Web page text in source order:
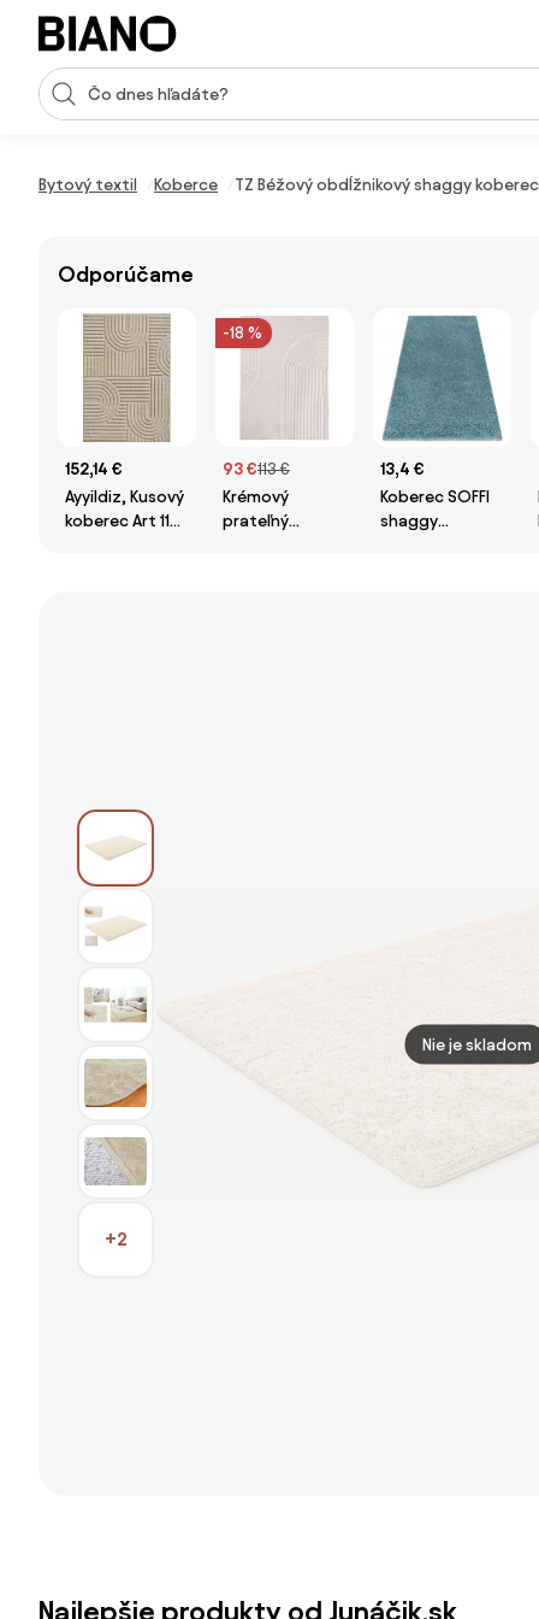
Preskočiť navigáciu, prejsť na obsah
Vstup pre vyhľadávanie
Bytový textil Koberce TZ Béžový obdĺžnikový shaggy
Odporúčame
152,14 €
Ayyildiz, Kusový
koberec Art 1121
-18 %
93 €113 €
Krémový
prateľný
13,4 €
Koberec SOFFI
shaggy
+2
Nie je skladom
Najlepšie produkty od Junáčik.sk